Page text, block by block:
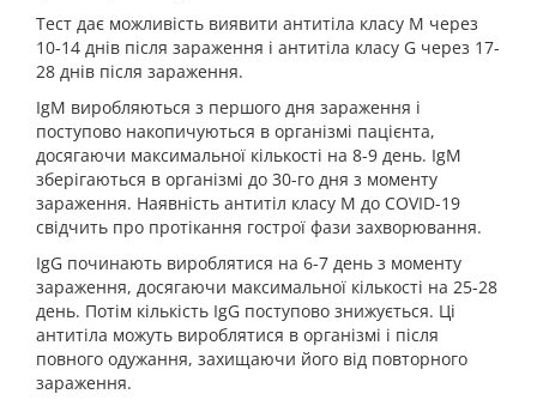
Тест дає можливість виявити антитіла класу М через
10-14 днів після зараження і антитіла класу G через 17-
28 днів після зараження.
IgM виробляються з першого дня зараження і
поступово накопичуються в організмі пацієнта,
досягаючи максимальної кількості на 8-9 день. IgM
зберігаються в організмі до 30-го дня з моменту
зараження. Наявність антитіл класу М до COVID-19
свідчить про протікання гострої фази захворювання.
IgG починають вироблятися на 6-7 день з моменту
зараження, досягаючи максимальної кількості на 25-28
день. Потім кількість IgG поступово знижується. Ці
антитіла можуть вироблятися в організмі і після
повного одужання, захищаючи його від повторного
зараження.